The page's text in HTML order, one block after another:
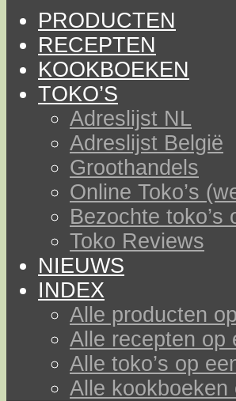
PRODUCTEN
RECEPTEN
KOOKBOEKEN
TOKO’S
Adreslijst NL
Adreslijst België
Groothandels
Online Toko’s
Bezochte toko’s
Toko Reviews
NIEUWS
INDEX
Alle producten
Alle recepten op
Alle toko’s op
Alle kookboeken